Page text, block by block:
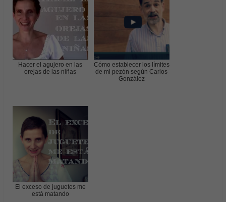
Hacer el agujero en las
orejas de las niñas
Cómo establecer los límites
de mi pezón según Carlos
González
El exceso de juguetes me
está matando